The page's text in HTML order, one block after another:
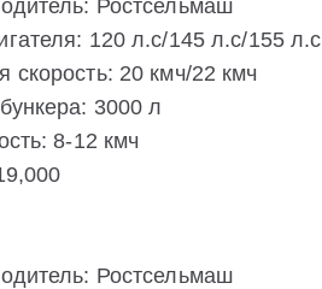
Ростсельмаш
120 л.с/145 л.с/155 л.с
скорость: 20 кмч/22 кмч
3000 л
8-12 кмч
Ростсельмаш